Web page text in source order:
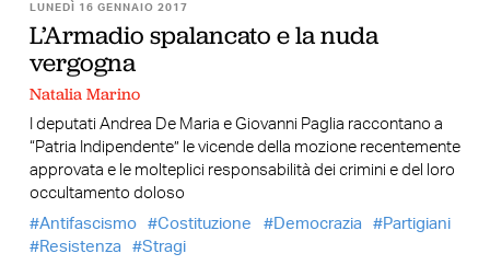
LUNEDÌ 16 GENNAIO 2017
L’Armadio spalancato e la nuda
vergogna
Natalia Marino
I deputati Andrea De Maria e Giovanni Paglia raccontano a
“Patria Indipendente” le vicende della mozione recentemente
approvata e le molteplici responsabilità dei crimini e del loro
occultamento doloso
Antifascismo
Costituzione Democrazia
Partigiani
Resistenza
Stragi